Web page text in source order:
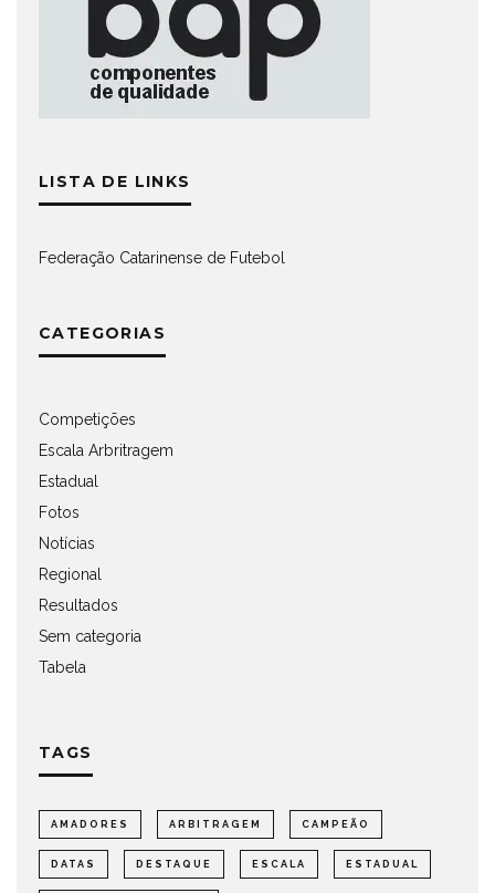
LISTA DE LINKS
Federação Catarinense de Futebol
CATEGORIAS
Competições
Escala Arbritragem
Estadual
Fotos
Notícias
Regional
Resultados
Sem categoria
Tabela
TAGS
AMADORES ARBITRAGEM CAMPEÃO
DATAS DESTAQUE ESCALA ESTADUAL